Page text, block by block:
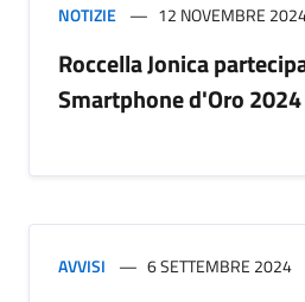
NOTIZIE 12 NOVEMBRE
Roccella Jonica
Smartphone d'Oro
AVVISI 6 SETTEMBRE 2024